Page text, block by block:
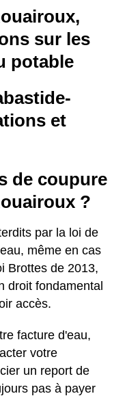
sur les
potable
et
de coupure
?
par la loi de
même en cas
Brottes de 2013,
droit fondamental
accès.
facture d'eau,
votre
un report de
pas à payer